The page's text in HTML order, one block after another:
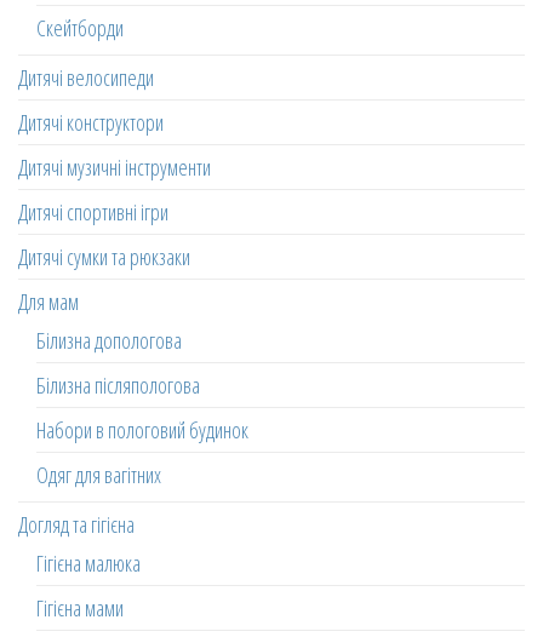
Скейтборди
Дитячі велосипеди
Дитячі конструктори
Дитячі музичні інструменти
Дитячі спортивні ігри
Дитячі сумки та рюкзаки
Для мам
Білизна допологова
Білизна післяпологова
Набори в пологовий будинок
Одяг для вагітних
Догляд та гігієна
Гігієна малюка
Гігієна мами